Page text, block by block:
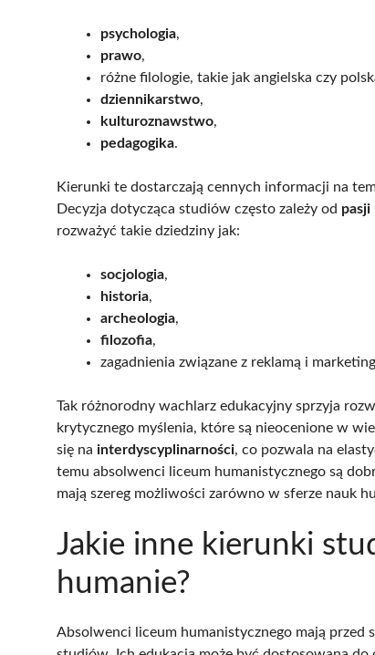
psychologia,
prawo,
różne filologie, takie jak angielska czy
dziennikarstwo,
kulturoznawstwo,
pedagogika.
Kierunki te dostarczają cennych informacji na
Decyzja dotycząca studiów często zależy od pasji
rozważyć takie dziedziny jak:
socjologia,
historia,
archeologia,
filozofia,
zagadnienia związane z reklamą i
Tak różnorodny wachlarz edukacyjny sprzyja
krytycznego myślenia, które są nieocenione w
się na interdyscyplinarności, co pozwala na
temu absolwenci liceum humanistycznego są
mają szereg możliwości zarówno w sferze nauk
Jakie inne kierunki
humanie?
Absolwenci liceum humanistycznego mają